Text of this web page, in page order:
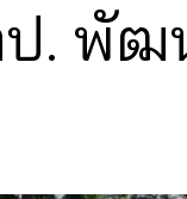
ป. พั